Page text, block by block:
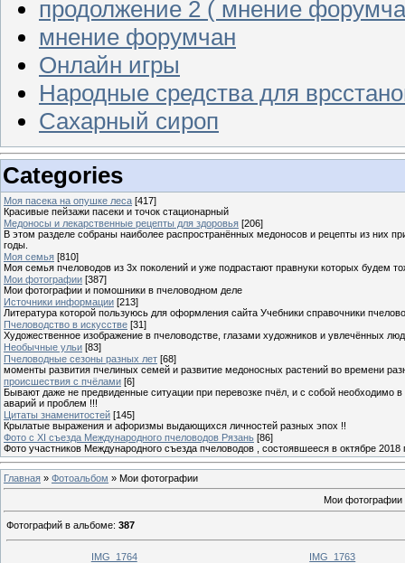
продолжение 2 ( мнение
мнение форумчан
Онлайн игры
Народные средства для
Сахарный сироп
Categories
Моя пасека на опушке леса [417]
Красивые пейзажи пасеки и точок стационарный
Медоносы и лекарственные рецепты для здоровья [206]
В этом разделе собраны наиболее распространённых медоносов и рецепты из них
годы.
Моя семья [810]
Моя семья пчеловодов из 3х поколений и уже подрастают правнуки которых будем
Мои фотографии [387]
Мои фотографии и помошники в пчеловодном деле
Источники информации [213]
Литература которой пользуюсь для оформления сайта Учебники справочники
Пчеловодство в искусстве [31]
Художественное изображение в пчеловодстве, глазами художников и увлечённых
Необычные ульи [83]
Пчеловодные сезоны разных лет [68]
моменты развития пчелиных семей и развитие медоносных растений во времени
происшествия с пчёлами [6]
Бывают даже не предвиденные ситуации при перевозке пчёл, и с собой необходимо
аварий и проблем !!!
Цитаты знаменитостей [145]
Крылатые выражения и афоризмы выдающихся личностей разных эпох !!
Фото с XI съезда Международного пчеловодов Рязань [86]
Фото участников Международного съезда пчеловодов , состоявшееся в октябре 2018
Главная » Фотоальбом » Мои фотографии
Мои фотографии
Фотографий в альбоме: 387
IMG_1764 IMG_1763